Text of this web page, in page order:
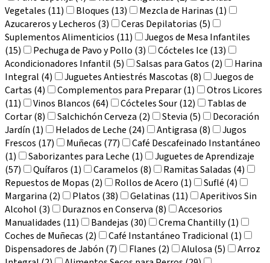
Vegetales (11)
Bloques (13)
Mezcla de Harinas (1)
Azucareros y Lecheros (3)
Ceras Depilatorias (5)
Suplementos Alimenticios (11)
Juegos de Mesa Infantiles
(15)
Pechuga de Pavo y Pollo (3)
Cócteles Ice (13)
Acondicionadores Infantil (5)
Salsas para Gatos (2)
Harina
Integral (4)
Juguetes Antiestrés Mascotas (8)
Juegos de
Cartas (4)
Complementos para Preparar (1)
Otros Licores
(11)
Vinos Blancos (64) Cócteles Sour (12)
Tablas de
Cortar (8)
Salchichón Cerveza (2) Stevia (5)
Decoración
Jardín (1)
Helados de Leche (24) Antigrasa (8)
Jugos
Frescos (17)
Muñecas (77)
Café Descafeinado Instantáneo
(1)
Saborizantes para Leche (1)
Juguetes de Aprendizaje
(57)
Quífaros (1) Caramelos (8)
Ramitas Saladas (4)
Repuestos de Mopas (2)
Rollos de Acero (1)
Suflé (4)
Margarina (2)
Platos (38) Gelatinas (11)
Aperitivos Sin
Alcohol (3)
Duraznos en Conserva (8)
Accesorios
Manualidades (11)
Bandejas (30)
Crema Chantilly (1)
Coches de Muñecas (2)
Café Instantáneo Tradicional (1)
Dispensadores de Jabón (7)
Flanes (2) Alulosa (5)
Arroz